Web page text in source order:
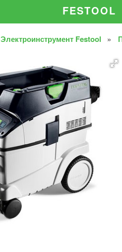
FESTOOL
Электроинструмент Festool